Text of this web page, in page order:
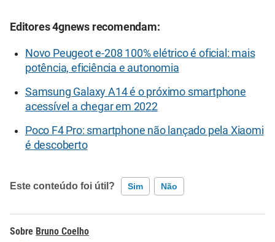
Editores 4gnews recomendam:
Novo Peugeot e-208 100% elétrico é oficial: mais
potência, eficiência e autonomia
Samsung Galaxy A14 é o próximo smartphone
acessível a chegar em 2022
Poco F4 Pro: smartphone não lançado pela Xiaomi
é descoberto
Este conteúdo foi útil? Sim Não
Bruno Coelho